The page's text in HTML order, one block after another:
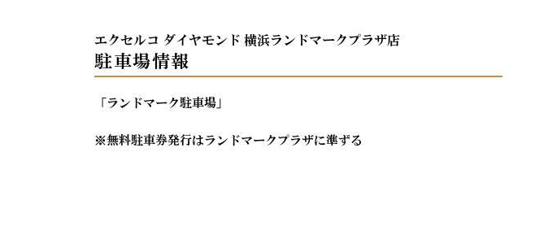
エクセルコ ダイヤモンド 横浜ランドマークプラザ店
駐車場情報
「ランドマーク駐車場」
※無料駐車券発行はランドマークプラザに準ずる